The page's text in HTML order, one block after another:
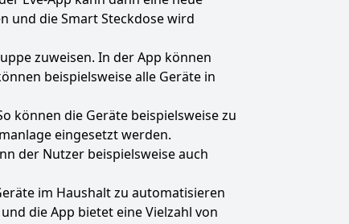
und die Smart Steckdose wird
zuweisen. In der App können
beispielsweise alle Geräte in
können die Geräte beispielsweise zu
eingesetzt werden.
der Nutzer beispielsweise auch
im Haushalt zu automatisieren
die App bietet eine Vielzahl von